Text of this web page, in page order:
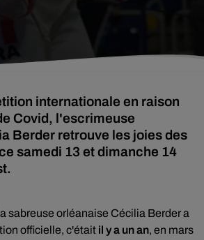
internationale en raison
Covid, l'escrimeuse
Berder retrouve les joies des
samedi 13 et dimanche 14
sabreuse orléanaise Cécilia Berder a
officielle, c'était il y a un an, en mars